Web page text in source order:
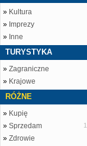
» Kultura
» Imprezy
» Inne
TURYSTYKA
» Zagraniczne
» Krajowe
RÓŻNE
» Kupię
» Sprzedam
» Zdrowie